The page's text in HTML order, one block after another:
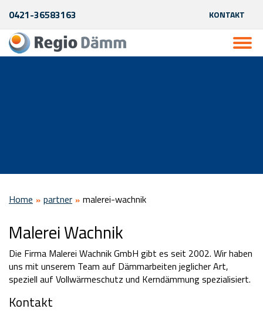
0421-36583163 KONTAKT
Home partner malerei-wachnik
Malerei Wachnik
Die Firma Malerei Wachnik GmbH gibt es seit 2002. Wir haben
uns mit unserem Team auf Dämmarbeiten jeglicher Art,
speziell auf Vollwärmeschutz und Kerndämmung spezialisiert.
Kontakt